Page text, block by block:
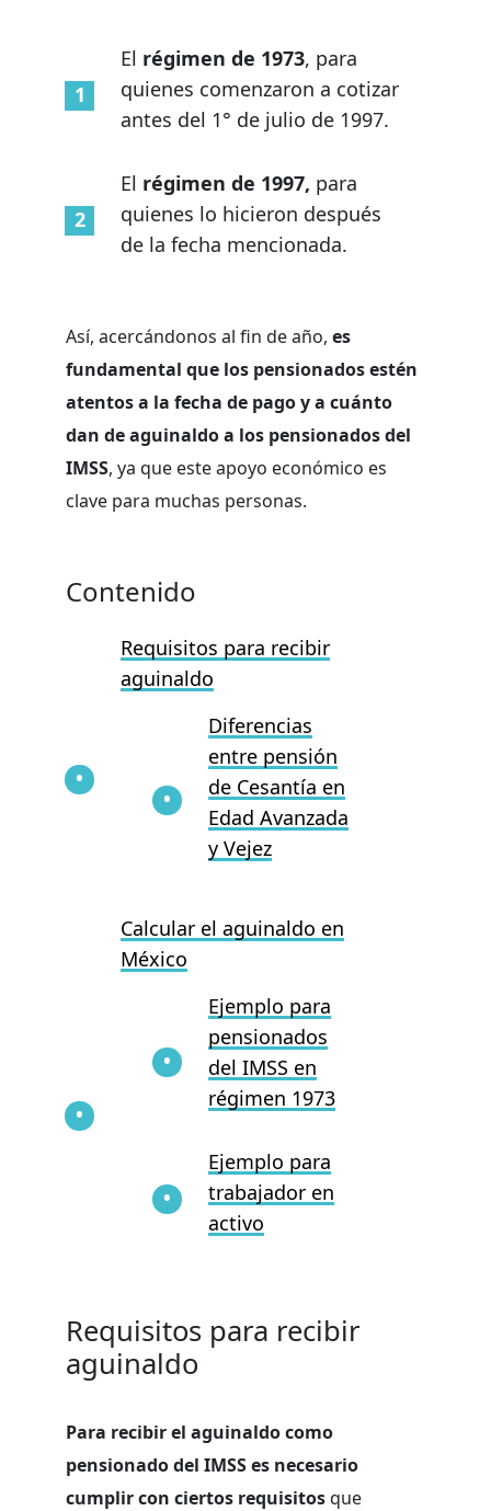
El régimen de 1973, para
quienes comenzaron a cotizar
antes del 1° de julio de 1997.
El régimen de 1997, para
quienes lo hicieron después
de la fecha mencionada.
Así, acercándonos al fin de año, es
fundamental que los pensionados estén
atentos a la fecha de pago y a cuánto
dan de aguinaldo a los pensionados del
IMSS, ya que este apoyo económico es
clave para muchas personas.
Contenido
Requisitos para recibir
aguinaldo
Diferencias
entre pensión
de Cesantía en
Edad Avanzada
y Vejez
Calcular el aguinaldo en
México
Ejemplo para
pensionados
del IMSS en
régimen 1973
Ejemplo para
trabajador en
activo
Requisitos para recibir
aguinaldo
Para recibir el aguinaldo como
pensionado del IMSS es necesario
cumplir con ciertos requisitosque